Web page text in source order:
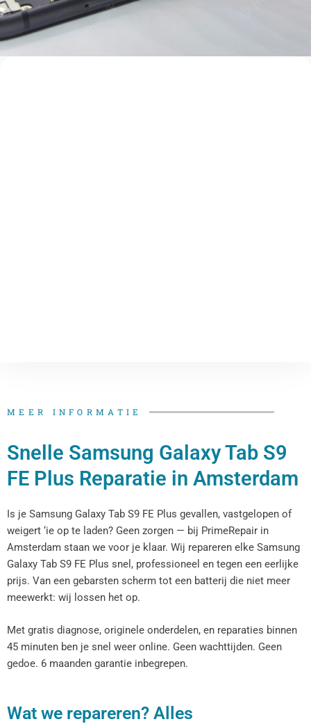
MEER INFORMATIE
Snelle Samsung Galaxy Tab S9
FE Plus Reparatie​​​​ in Amsterdam
Is je Samsung Galaxy Tab S9 FE Plus​​ gevallen, vastgelopen of
weigert ‘ie op te laden? Geen zorgen — bij PrimeRepair in
Amsterdam staan we voor je klaar. Wij repareren elke Samsung
Galaxy Tab S9 FE Plus​​ snel, professioneel en tegen een eerlijke
prijs. Van een gebarsten scherm tot een batterij die niet meer
meewerkt: wij lossen het op.
Met gratis diagnose, originele onderdelen, en reparaties binnen
45 minuten ben je snel weer online. Geen wachttijden. Geen
gedoe. 6 maanden garantie inbegrepen.
Wat we repareren? Alles